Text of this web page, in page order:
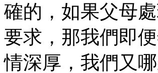
確的，如果父母
要求，那我們即
情深厚，我們又